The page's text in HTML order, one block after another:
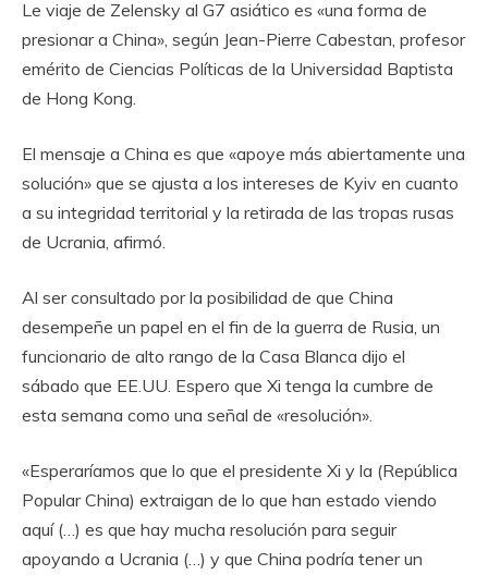
Le viaje de Zelensky al G7 asiático es «una forma de
presionar a China», según Jean-Pierre Cabestan, profesor
emérito de Ciencias Políticas de la Universidad Baptista
de Hong Kong.
El mensaje a China es que «apoye más abiertamente una
solución» que se ajusta a los intereses de Kyiv en cuanto
a su integridad territorial y la retirada de las tropas rusas
de Ucrania, afirmó.
Al ser consultado por la posibilidad de que China
desempeñe un papel en el fin de la guerra de Rusia, un
funcionario de alto rango de la Casa Blanca dijo el
sábado que EE.UU. Espero que Xi tenga la cumbre de
esta semana como una señal de «resolución».
«Esperaríamos que lo que el presidente Xi y la (República
Popular China) extraigan de lo que han estado viendo
aquí (…) es que hay mucha resolución para seguir
apoyando a Ucrania (…) y que China podría tener un